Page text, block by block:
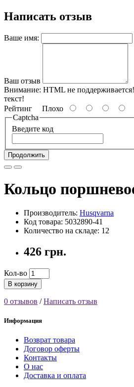
Написать отзыв
Ваше имя:
Ваш отзыв
Внимание: HTML не
текст!
Рейтинг Плохо
Captcha
Введите код
Продолжить
Кольцо
Производитель: Husqvarna
Код товара: 5032890-41
Количество на складе: 12
426 грн.
Кол-во
В корзину
0 отзывов /Написать отзыв
Информация
Возврат товара
Договор оферты
Контакты
О нас
Доставка и оплата